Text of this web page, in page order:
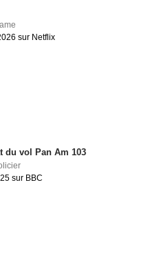
sur Netflix
du vol Pan Am 103
sur BBC